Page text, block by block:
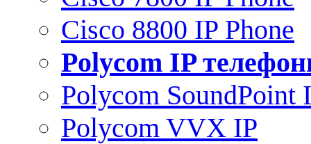
Cisco 8800 IP Phone
Polycom IP
Polycom SoundPoint
Polycom VVX IP